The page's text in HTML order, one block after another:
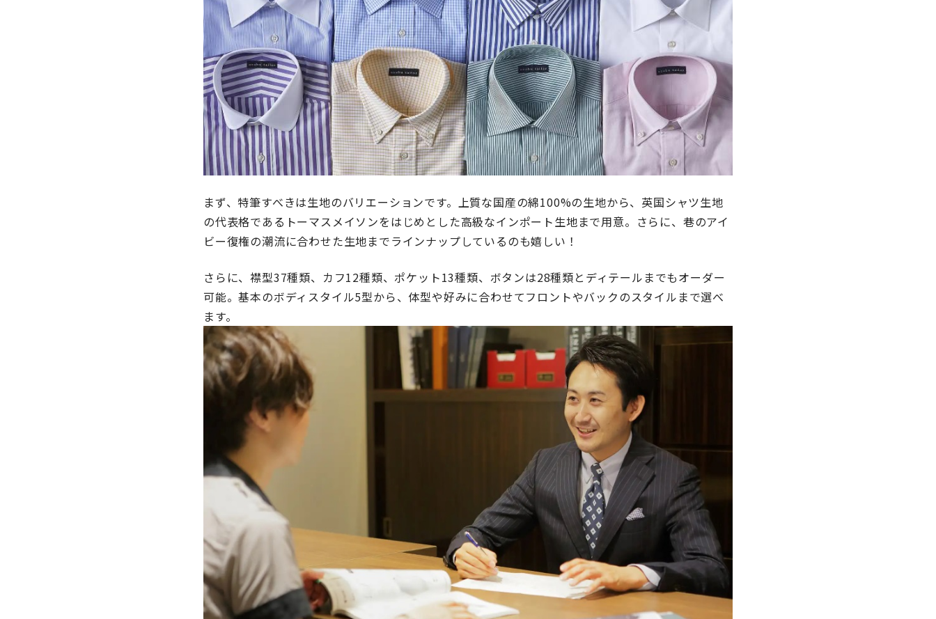
まず、特筆すべきは生地のバリエーションです。上質な国産の綿100%の生地から、英国シャツ生地
の代表格であるトーマスメイソンをはじめとした高級なインポート生地まで用意。さらに、巷のアイ
ビー復権の潮流に合わせた生地までラインナップしているのも嬉しい！
さらに、襟型37種類、カフ12種類、ポケット13種類、ボタンは28種類とディテールまでもオーダー
可能。基本のボディスタイル5型から、体型や好みに合わせてフロントやバックのスタイルまで選べ
ます。